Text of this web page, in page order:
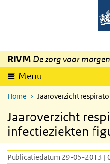
Overslaan en naar de inhoud gaan
RIVM De zorg voor morgen
Menu
Home Jaaroverzicht
Jaaroverzicht
infectieziekten
Publicatiedatum 29-05-2013 |